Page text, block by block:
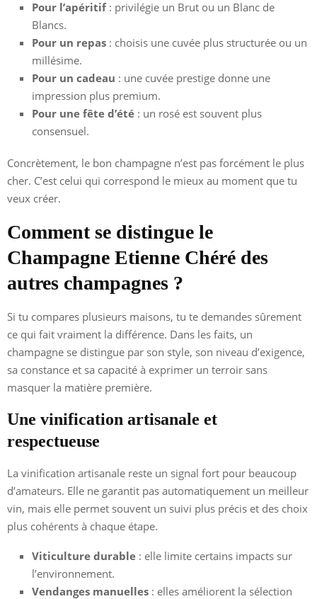
Pour l’apéritif: privilégie un Brut ou un Blanc de
Blancs.
Pour un repas : choisis une cuvée plus structurée ou un
millésime.
Pour un cadeau : une cuvée prestige donne une
impression plus premium.
Pour une fête d’été : un rosé est souvent plus
consensuel.
Concrètement, le bon champagne n’est pas forcément le plus
cher. C’est celui qui correspond le mieux au moment que tu
veux créer.
Comment se distingue le
Champagne Etienne Chéré des
autres champagnes ?
Si tu compares plusieurs maisons, tu te demandes sûrement
ce qui fait vraiment la différence. Dans les faits, un
champagne se distingue par son style, son niveau d’exigence,
sa constance et sa capacité à exprimer un terroir sans
masquer la matière première.
Une vinification artisanale et
respectueuse
La vinification artisanale reste un signal fort pour beaucoup
d’amateurs. Elle ne garantit pas automatiquement un meilleur
vin, mais elle permet souvent un suivi plus précis et des choix
plus cohérents à chaque étape.
Viticulture durable : elle limite certains impacts sur
l’environnement.
Vendanges manuelles : elles améliorent la sélection